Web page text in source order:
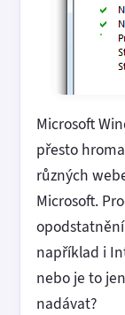
Microsoft
přesto
různých
Microsoft.
například i
nebo je to
nadávat?